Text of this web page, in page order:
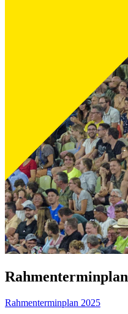
Rahmenterminplan
Rahmenterminplan 2025